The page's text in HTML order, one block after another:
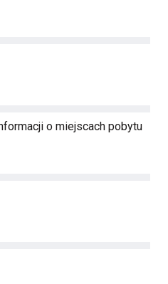
o miejscach pobytu